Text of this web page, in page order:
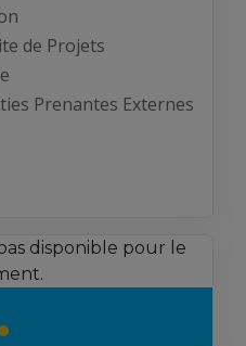
de Projets
Prenantes Externes
disponible pour le